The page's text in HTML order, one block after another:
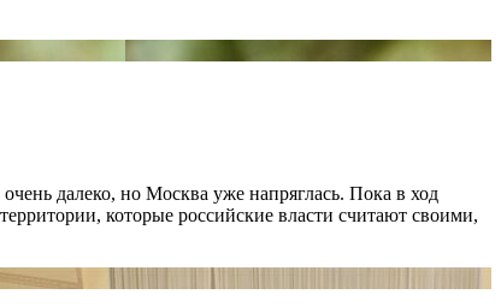
далеко, но Москва уже напряглась. Пока в ход
которые российские власти считают своими,